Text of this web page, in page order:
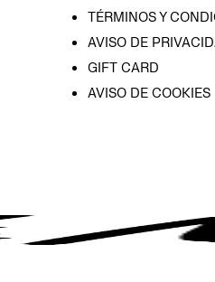
TÉRMINOS Y
AVISO DE
GIFT CARD
AVISO DE COOKIES